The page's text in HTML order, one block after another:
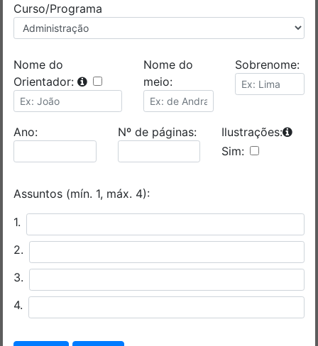
Curso/Programa
Nome do
Orientador:
Nome do
meio:
Sobrenome:
Ano: Nº de páginas:
Ilustrações:
Sim:
Assuntos (mín. 1, máx. 4):
1.
2.
3.
4.